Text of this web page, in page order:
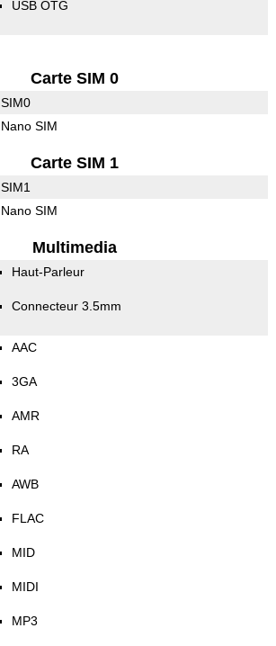
USB OTG
Carte SIM 0
SIM0
Nano SIM
Carte SIM 1
SIM1
Nano SIM
Multimedia
Haut-Parleur
Connecteur 3.5mm
AAC
3GA
AMR
RA
AWB
FLAC
MID
MIDI
MP3